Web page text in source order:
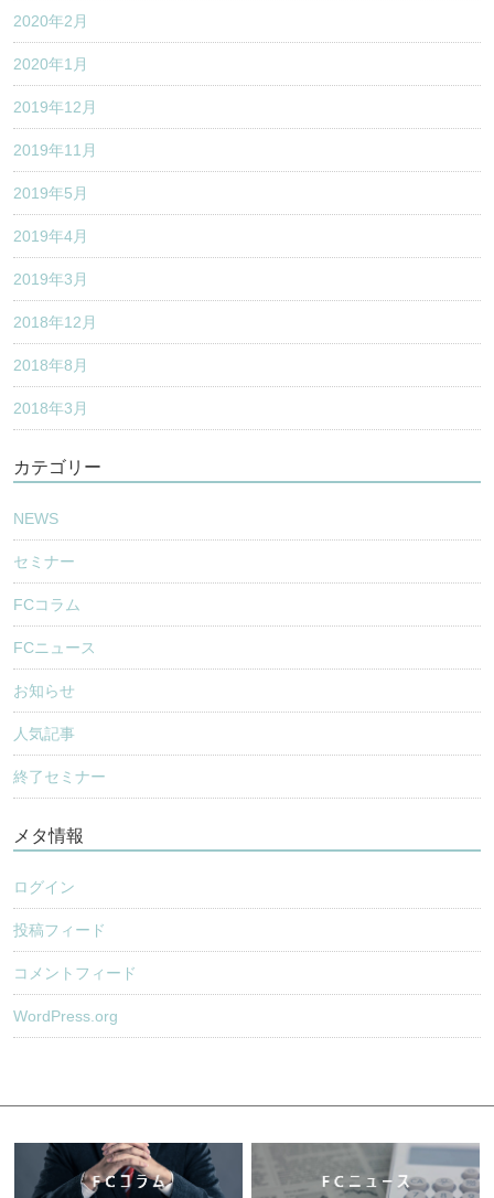
2020年2月
2020年1月
2019年12月
2019年11月
2019年5月
2019年4月
2019年3月
2018年12月
2018年8月
2018年3月
カテゴリー
NEWS
セミナー
FCコラム
FCニュース
お知らせ
人気記事
終了セミナー
メタ情報
ログイン
投稿フィード
コメントフィード
WordPress.org